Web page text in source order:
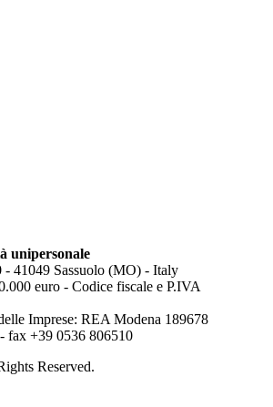
unipersonale
- 41049 Sassuolo (MO) - Italy
euro - Codice fiscale e P.IVA
Imprese: REA Modena 189678
fax +39 0536 806510
Reserved.